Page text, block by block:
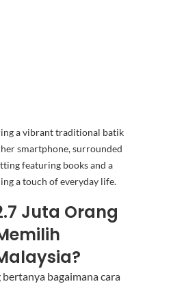
a vibrant traditional batik
smartphone, surrounded
featuring books and a
a touch of everyday life.
Juta Orang
bagaimana cara